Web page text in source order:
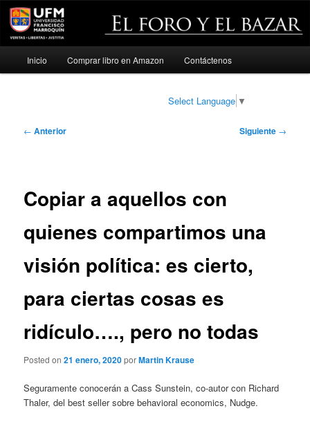
Ir
Inicio Comprar libro en Amazon Contáctenos
Select Language ▼
Navegación
← Anterior Siguiente →
Copiar a aquellos con
quienes compartimos una
visión política: es cierto,
para ciertas cosas es
ridículo…., pero no todas
Posted on21 enero, 2020porMartin Krause
Seguramente conocerán a Cass Sunstein, co-autor con Richard
Thaler, del best seller sobre behavioral economics, Nudge.